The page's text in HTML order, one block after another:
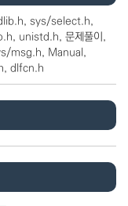
sys/select.h
unistd.h 문제풀이
msg.h
Manual
dlfcn.h